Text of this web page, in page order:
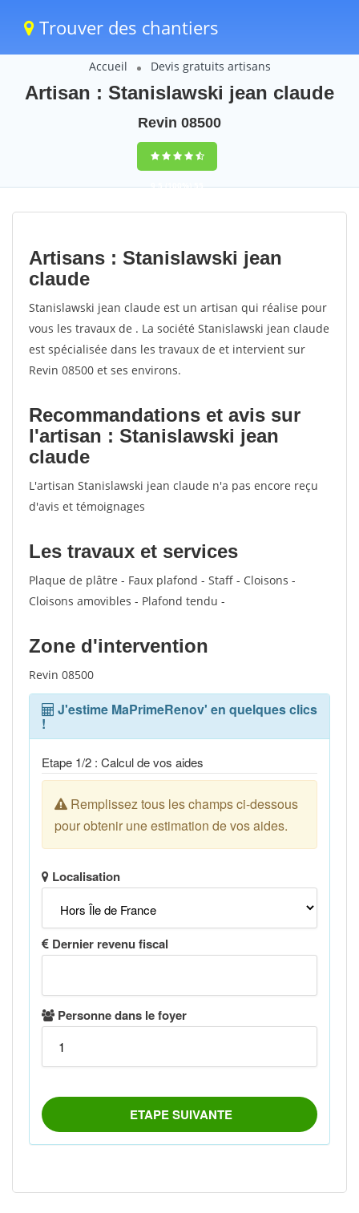
Trouver des chantiers
Accueil Devis gratuits artisans
Artisan : Stanislawski jean claude
Revin 08500
9,5(100%)55
votes
Artisans : Stanislawski jean
claude
Stanislawski jean claude est un artisan qui réalise pour
vous les travaux de . La société Stanislawski jean claude
est spécialisée dans les travaux de et intervient sur
Revin 08500 et ses environs.
Recommandations et avis sur
l'artisan : Stanislawski jean
claude
L'artisan Stanislawski jean claude n'a pas encore reçu
d'avis et témoignages
Les travaux et services
Plaque de plâtre - Faux plafond - Staff - Cloisons -
Cloisons amovibles - Plafond tendu -
Zone d'intervention
Revin 08500